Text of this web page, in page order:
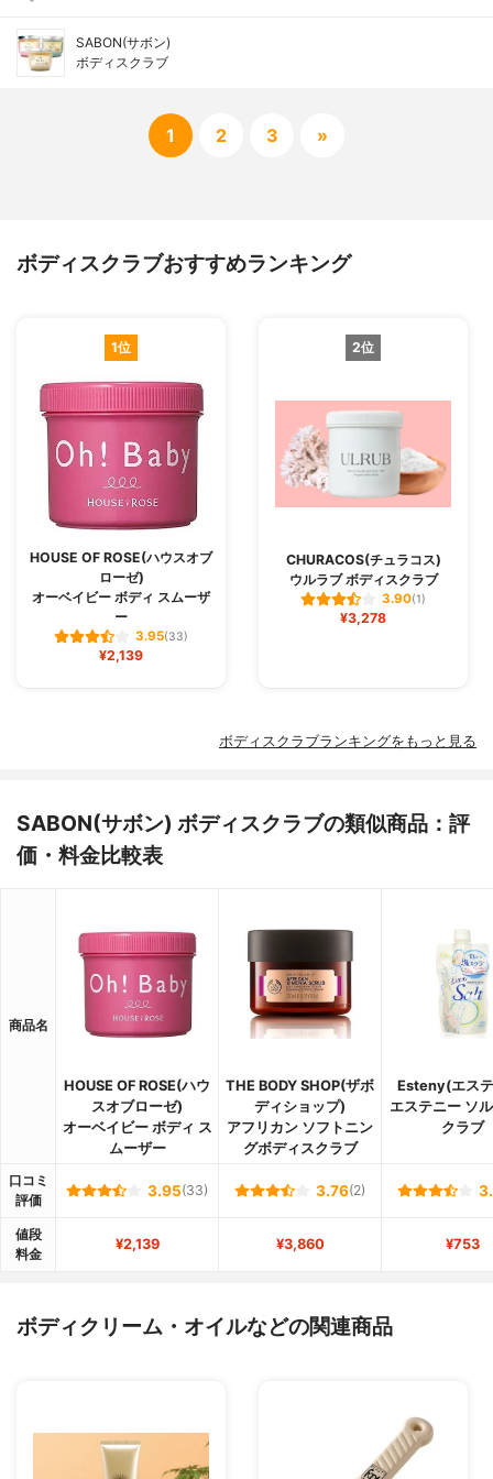
SABON(サボン)
ボディスクラブ
1 2 3 »
ボディスクラブおすすめランキング
1位
HOUSE OF ROSE(ハウスオブ
ローゼ)
オーベイビー ボディ スムーザ
ー
3.95(33)
¥2,139
2位
CHURACOS(チュラコス)
ウルラブ ボディスクラブ
3.90(1)
¥3,278
ボディスクラブランキングをもっと見る
SABON(サボン) ボディスクラブの類似商品：評
価・料金比較表
商品名
HOUSE OF ROSE(ハウ
スオブローゼ)
オーベイビー ボディ ス
ムーザー
THE BODY SHOP(ザボ
ディショップ)
アフリカン ソフトニン
グボディスクラブ
Esteny(エス
エステニー ソ
クラブ
口コミ
評価
3.95(33) 3.76(2)
値段
料金
¥2,139 ¥3,860 ¥753
ボディクリーム・オイルなどの関連商品